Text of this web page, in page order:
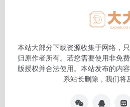
本站大部分下载资源收集于网络，
归原作者所有。若您需要使用非免
版授权并合法使用。本站发布的内
系站长删除，我们将